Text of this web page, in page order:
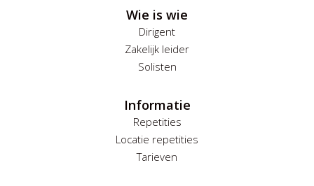
Wie is wie
Dirigent
Zakelijk leider
Solisten
Informatie
Repetities
Locatie repetities
Tarieven